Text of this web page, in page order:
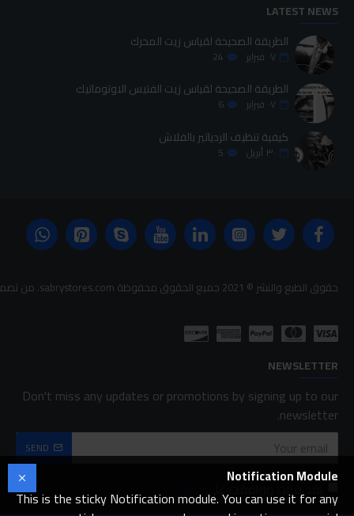
LATEST NEWS
الطريقة الصحيحة لقياس زيت المحرك
٠٧ فبراير 24
الطريقة الصحيحة لقياس زيت الفتيس الاوتوماتيك
٠٧ فبراير 6
كيفية تنظيف الردياتير بالفلاش
٣٠ أبريل 5
حقوق الطبع والنشر © 2021 جميع الحقوق محفوظة sabrystores.com. من تصميم-
NEWSLETTER
Don't miss any updates or promotions by signing up to our
newsletter.
SEND
لقد قرأت ووافقت على FAQ
Notification Module
This is the sticky Notification module. You can use it for any